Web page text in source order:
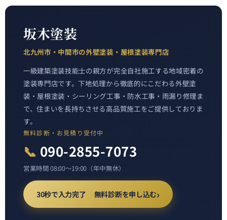
坂木塗装
北九州市・中間市の外壁塗装・屋根塗装専門店
一級建築塗装技能士の親方が完全自社施工する地域密着の
塗装専門店です。下地処理から徹底的にこだわる外壁塗
装・屋根塗装・シーリング工事・防水工事・雨漏り修理ま
で、住まいを長持ちさせる高品質施工をご提供しておりま
す。
無料診断・お見積り受付中
📞 090-2855-7073
営業時間 08:00〜19:00（年中無休）
30秒で入力完了 無料診断を申し込む